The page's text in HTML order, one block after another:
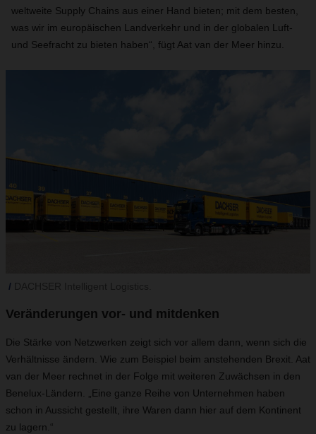
weltweite Supply Chains aus einer Hand bieten; mit dem besten,
was wir im europäischen Landverkehr und in der globalen Luft-
und Seefracht zu bieten haben“, fügt Aat van der Meer hinzu.
Veränderungen vor- und mitdenken
Die Stärke von Netzwerken zeigt sich vor allem dann, wenn sich die
Verhältnisse ändern. Wie zum Beispiel beim anstehenden Brexit. Aat
van der Meer rechnet in der Folge mit weiteren Zuwächsen in den
Benelux-Ländern. „Eine ganze Reihe von Unternehmen haben
schon in Aussicht gestellt, ihre Waren dann hier auf dem Kontinent
zu lagern.“